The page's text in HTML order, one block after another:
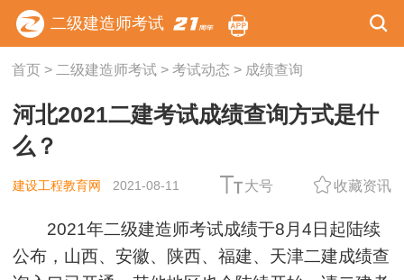
二级建造师考试
首页> 二级建造师考试> 考试动态 > 成绩查询
河北2021二建考试成绩查询方式是什
么？
建设工程教育网 2021-08-11 大号 收藏资讯
2021年二级建造师考试成绩于8月4日起陆续
公布，山西、安徽、陕西、福建、天津二建成绩查